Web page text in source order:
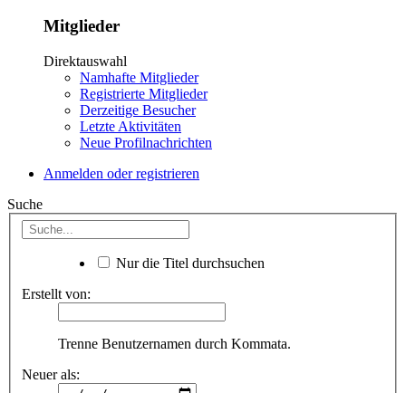
Mitglieder
Direktauswahl
Namhafte Mitglieder
Registrierte Mitglieder
Derzeitige Besucher
Letzte Aktivitäten
Neue Profilnachrichten
Anmelden oder registrieren
Suche
Nur die Titel durchsuchen
Erstellt von:
Trenne Benutzernamen durch Kommata.
Neuer als: